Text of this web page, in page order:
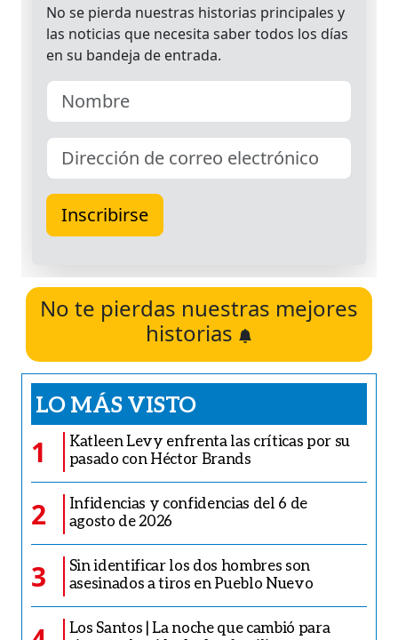
No te pierdas nuestras mejores
historias
LO MÁS VISTO
1
Katleen Levy enfrenta las críticas por su
pasado con Héctor Brands
2
Infidencias y confidencias del 6 de
agosto de 2026
3
Sin identificar los dos hombres son
asesinados a tiros en Pueblo Nuevo
Los Santos | La noche que cambió para